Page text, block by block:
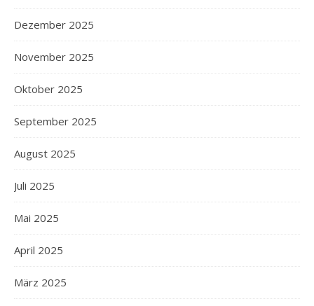
Dezember 2025
November 2025
Oktober 2025
September 2025
August 2025
Juli 2025
Mai 2025
April 2025
März 2025